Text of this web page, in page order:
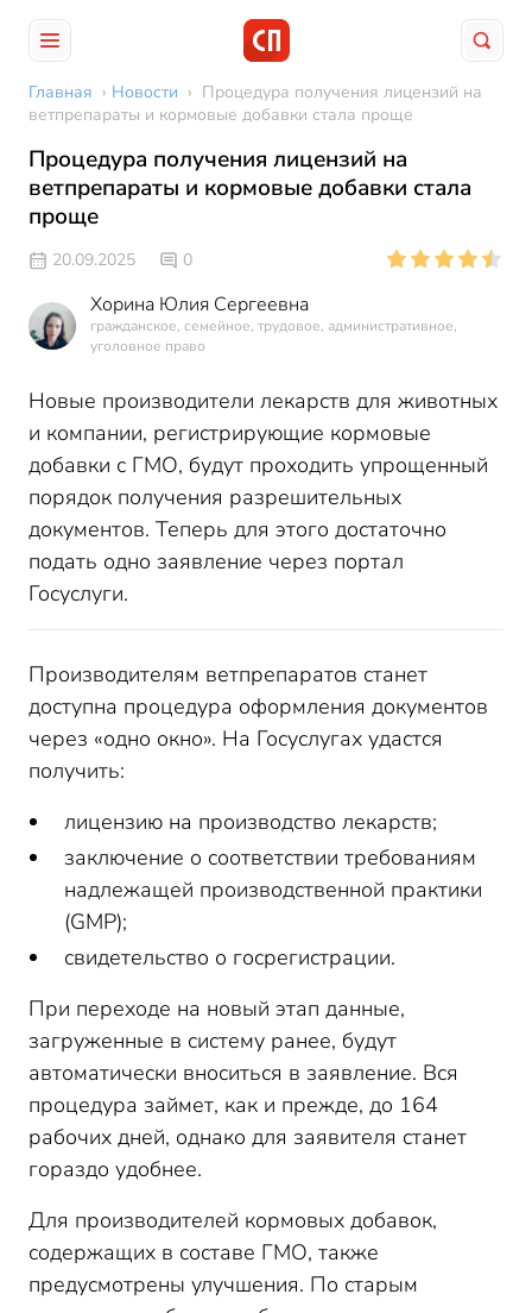
Главная › Новости › Процедура получения лицензий на
ветпрепараты и кормовые добавки стала проще
Процедура получения лицензий на
ветпрепараты и кормовые добавки стала
проще
20.09.2025 0
Хорина Юлия Сергеевна
гражданское, семейное, трудовое, административное,
уголовное право
Новые производители лекарств для животных
и компании, регистрирующие кормовые
добавки с ГМО, будут проходить упрощенный
порядок получения разрешительных
документов. Теперь для этого достаточно
подать одно заявление через портал
Госуслуги.
Производителям ветпрепаратов станет
доступна процедура оформления документов
через «одно окно». На Госуслугах удастся
получить:
лицензию на производство лекарств;
заключение о соответствии требованиям
надлежащей производственной практики
(GMP);
свидетельство о госрегистрации.
При переходе на новый этап данные,
загруженные в систему ранее, будут
автоматически вноситься в заявление. Вся
процедура займет, как и прежде, до 164
рабочих дней, однако для заявителя станет
гораздо удобнее.
Для производителей кормовых добавок,
содержащих в составе ГМО, также
предусмотрены улучшения. По старым